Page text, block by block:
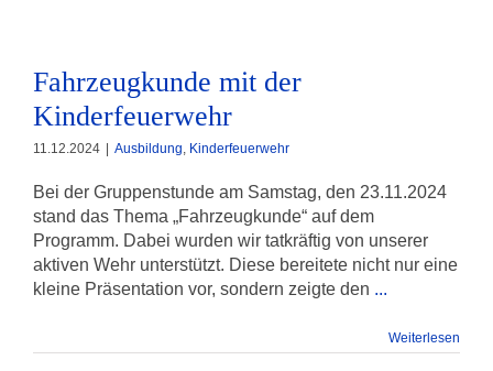
Fahrzeugkunde mit der
Kinderfeuerwehr
11.12.2024 Ausbildung, Kinderfeuerwehr
Bei der Gruppenstunde am Samstag, den 23.11.2024
stand das Thema „Fahrzeugkunde“ auf dem
Programm. Dabei wurden wir tatkräftig von unserer
aktiven Wehr unterstützt. Diese bereitete nicht nur eine
kleine Präsentation vor, sondern zeigte den ...
Weiterlesen